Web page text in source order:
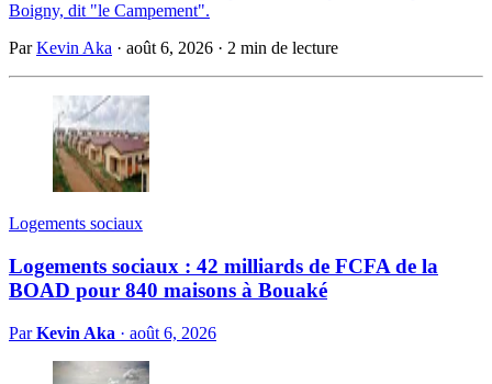
Boigny, dit "le Campement".
ParKevin Aka · août 6, 2026 · 2 min de lecture
Logements sociaux
Logements sociaux : 42 milliards de FCFA de la
BOAD pour 840 maisons à Bouaké
ParKevin Aka · août 6, 2026